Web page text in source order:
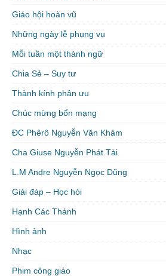
Giáo hội hoàn vũ
Những ngày lễ phụng vụ
Mỗi tuần một thành ngữ
Chia Sẻ – Suy tư
Thành kính phân ưu
Chúc mừng bổn mạng
ĐC Phêrô Nguyễn Văn Khảm
Cha Giuse Nguyễn Phát Tài
L.M Andre Nguyễn Ngọc Dũng
Giải đáp – Học hỏi
Hạnh Các Thánh
Hình ảnh
Nhạc
Phim công giáo